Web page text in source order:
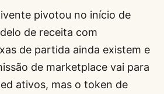
pivotou no início de
de receita com
de partida ainda existem e
de marketplace vai para
ativos, mas o token de